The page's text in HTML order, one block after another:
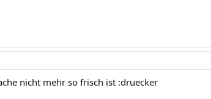
nicht mehr so frisch ist :druecker